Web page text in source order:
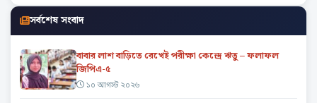
সর্বশেষ সংবাদ
বাবার লাশ বাড়িতে রেখেই পরীক্ষা কেন্দ্রে ঋতু – ফলাফল
জিপিএ-৫
১০ আগস্ট ২০২৬